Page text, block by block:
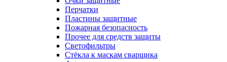
Перчатки
Пластины защитные
Пожарная безопасность
Прочее для средств защиты
Светофильтры
Стёкла к маскам сварщика